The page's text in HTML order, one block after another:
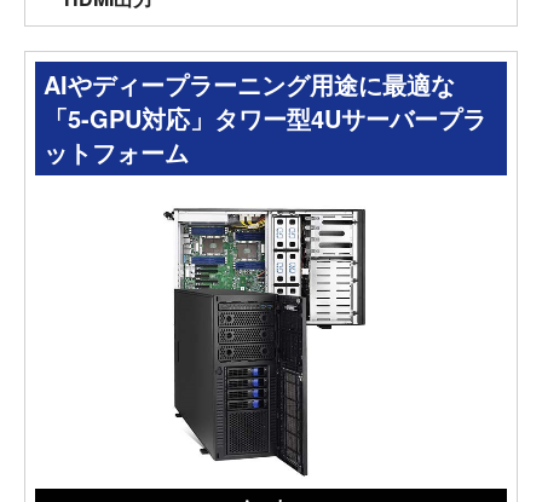
AIやディープラーニング用途に最適な
「5-GPU対応」タワー型4Uサーバープラ
ットフォーム